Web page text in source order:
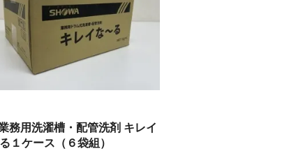
務用洗濯槽・配管洗剤 キレイ
１ケース（６袋組）